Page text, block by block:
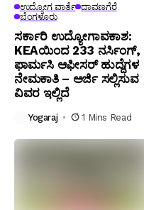
ಉದ್ಯೋಗ ವಾರ್ತೆ ದಾವಣಗೆರೆ
ಬೆಂಗಳೂರು
ಸರ್ಕಾರಿ ಉದ್ಯೋಗಾವಕಾಶ:
KEAಯಿಂದ 233 ನರ್ಸಿಂಗ್,
ಫಾರ್ಮಸಿ ಆಫೀಸರ್ ಹುದ್ದೆಗಳ
ನೇಮಕಾತಿ – ಅರ್ಜಿ ಸಲ್ಲಿಸುವ
ವಿವರ ಇಲ್ಲಿದೆ
Yogaraj 1 Mins Read